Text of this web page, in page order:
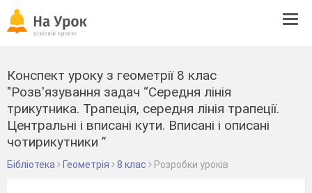
Конспект уроку з геометрії 8 клас
"Розв'язування задач “Середня лінія
трикутника. Трапеція, середня лінія трапеції.
Центральні і вписані кути. Вписані і описані
чотирикутники ”
Бібліотека Геометрія 8 клас Розробки уроків